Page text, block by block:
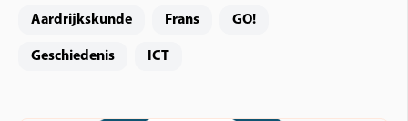
Aardrijkskunde Frans GO!
Geschiedenis ICT